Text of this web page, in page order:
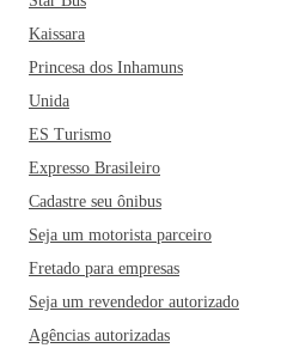
Kaissara
Princesa dos Inhamuns
Unida
ES Turismo
Expresso Brasileiro
Cadastre seu ônibus
Seja um motorista parceiro
Fretado para empresas
Seja um revendedor autorizado
Agências autorizadas